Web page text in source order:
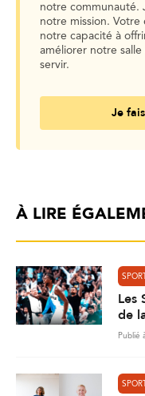
notre communauté.
notre mission.
notre capacité à
améliorer notre
servir.
Je
À LIRE
Les
de
Publié